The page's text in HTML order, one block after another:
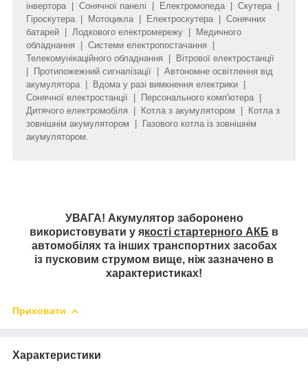
інвертора | Сонячної панелі | Електромопеда | Скутера |
Гіроскутера | Мотоцикла | Електроскутера | Сонячних
батарей | Лодкового електромережу | Медичного
обладнання | Системи електропостачання |
Телекомунікаційного обладнання | Вітрової електростанції
| Протипожежний сигналізації | Автономне освітлення від
акумулятора | Вдома у разі вимкнення електрики |
Сонячної електростанції | Персонального комп'ютера |
Дитячого електромобіля | Котла з акумулятором | Котла з
зовнішнім акумулятором | Газового котла із зовнішнім
акумулятором.
УВАГА! Акумулятор заборонено
використовувати у якості стартерного АКБ в
автомобілях та інших транспортних засобах
із пусковим струмом вище, ніж зазначено в
характеристиках!
Приховати
Характеристики